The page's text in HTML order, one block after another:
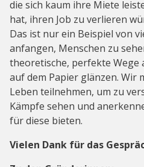
die sich kaum ihre Miete
hat, ihren Job zu verlieren
Das ist nur ein Beispiel von
anfangen, Menschen zu
theoretische, perfekte Wege
auf dem Papier glänzen. Wir
Leben teilnehmen, um zu
Kämpfe sehen und
für diese bieten.
Vielen Dank für das